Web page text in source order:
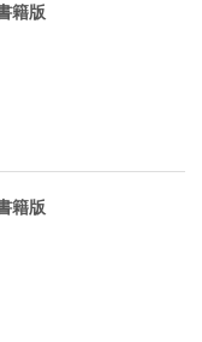
籍版
籍版